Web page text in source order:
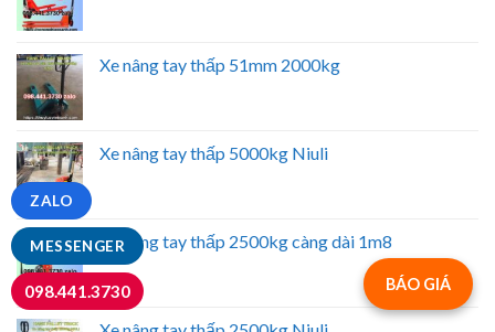
Xe nâng tay thấp 51mm 2000kg
Xe nâng tay thấp 5000kg Niuli
Xe nâng tay thấp 2500kg càng dài 1m8
BÁO GIÁ
MESSENGER
ZALO
098.441.3730